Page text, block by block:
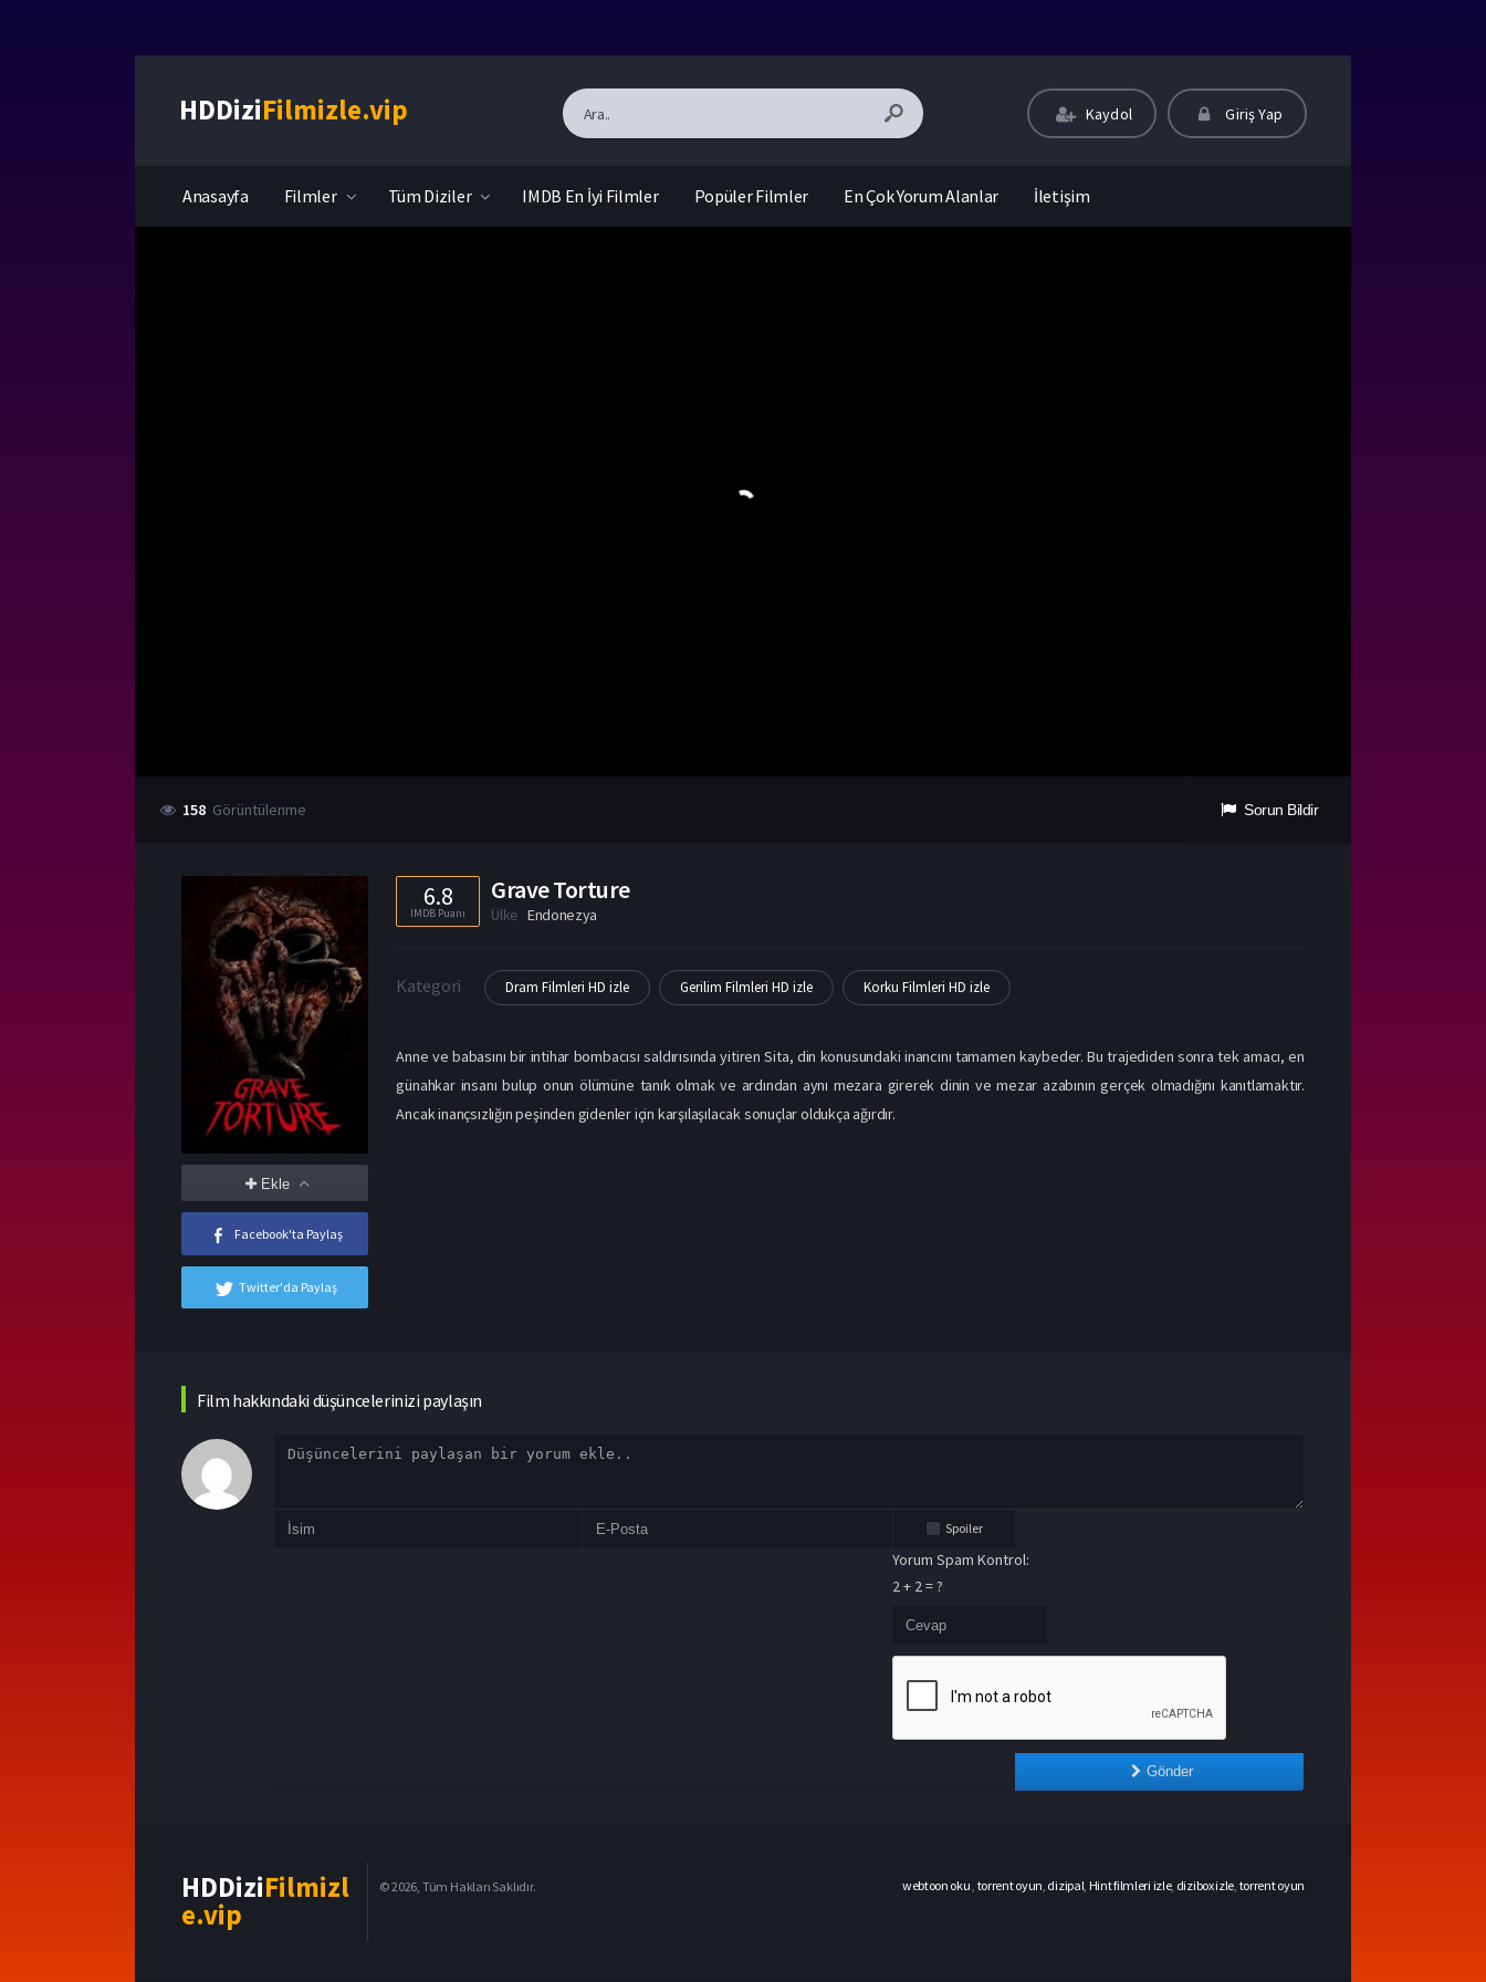
HDDiziFilmizle.vip Kaydol Giriş Yap
Anasayfa Filmler Tüm Diziler IMDB En İyi Filmler Popüler Filmler En Çok Yorum Alanlar İletişim
158 Görüntülenme Sorun Bildir
Ekle
Facebook'ta Paylaş
Twitter'da Paylaş
6.8
IMDB Puanı
Grave Torture
Ülke Endonezya
Kategori Dram Filmleri HD izle Gerilim Filmleri HD izle Korku Filmleri HD izle
Anne ve babasını bir intihar bombacısı saldırısında yitiren Sita, din konusundaki inancını tamamen kaybeder. Bu trajediden sonra tek amacı, en
günahkar insanı bulup onun ölümüne tanık olmak ve ardından aynı mezara girerek dinin ve mezar azabının gerçek olmadığını kanıtlamaktır.
Ancak inançsızlığın peşinden gidenler için karşılaşılacak sonuçlar oldukça ağırdır.
Film hakkındaki düşüncelerinizi paylaşın
Spoiler
Yorum Spam Kontrol:
2 + 2 = ?
Gönder
HDDiziFilmizl
e.vip
© 2026, Tüm Hakları Saklıdır. webtoon oku torrent oyun dizipal Hint filmleri izle, dizibox izle torrent oyun